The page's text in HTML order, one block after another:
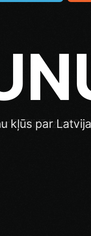
līdz
kļūs par
Superfināla:
punktus